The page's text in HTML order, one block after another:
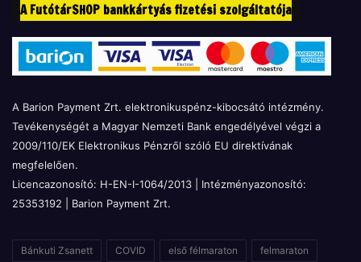
A FutótárSHOP bankkártyás fizetési szolgáltatója
A Barion Payment Zrt. elektronikuspénz-kibocsátó intézmény.
Tevékenységét a Magyar Nemzeti Bank engedélyével végzi a
2009/110/EK Elektronikus Pénzről szóló EU direktívának
megfelelően.
Licencazonosító: H-EN-I-1064/2013 | Intézményazonosító:
25353192 | Barion Payment Zrt.
Bánkuti Zsanett COVID első félmaraton felmaraton